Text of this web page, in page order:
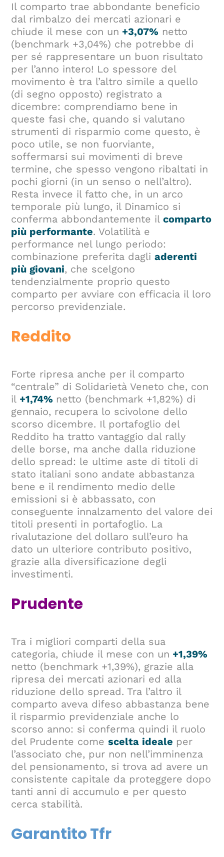
Il comparto trae abbondante beneficio
dal rimbalzo dei mercati azionari e
chiude il mese con un +3,07% netto
(benchmark +3,04%) che potrebbe di
per sé rappresentare un buon risultato
per l’anno intero! Lo spessore del
movimento è tra l’altro simile a quello
(di segno opposto) registrato a
dicembre: comprendiamo bene in
queste fasi che, quando si valutano
strumenti di risparmio come questo, è
poco utile, se non fuorviante,
soffermarsi sui movimenti di breve
termine, che spesso vengono ribaltati in
pochi giorni (in un senso o nell’altro).
Resta invece il fatto che, in un arco
temporale più lungo, il Dinamico si
conferma abbondantemente ilcomparto
più performante. Volatilità e
performance nel lungo periodo:
combinazione preferita dagliaderenti
più giovani, che scelgono
tendenzialmente proprio questo
comparto per avviare con efficacia il loro
percorso previdenziale.
Reddito
Forte ripresa anche per il comparto
“centrale” di Solidarietà Veneto che, con
il +1,74% netto (benchmark +1,82%) di
gennaio, recupera lo scivolone dello
scorso dicembre. Il portafoglio del
Reddito ha tratto vantaggio dal rally
delle borse, ma anche dalla riduzione
dello spread: le ultime aste di titoli di
stato italiani sono andate abbastanza
bene e il rendimento medio delle
emissioni si è abbassato, con
conseguente innalzamento del valore dei
titoli presenti in portafoglio. La
rivalutazione del dollaro sull’euro ha
dato un ulteriore contributo positivo,
grazie alla diversificazione degli
investimenti.
Prudente
Tra i migliori comparti della sua
categoria, chiude il mese con un +1,39%
netto (benchmark +1,39%), grazie alla
ripresa dei mercati azionari ed alla
riduzione dello spread. Tra l’altro il
comparto aveva difeso abbastanza bene
il risparmio previdenziale anche lo
scorso anno: si conferma quindi il ruolo
del Prudente comescelta ideale per
l’associato che, pur non nell’imminenza
del pensionamento, si trova ad avere un
consistente capitale da proteggere dopo
tanti anni di accumulo e per questo
cerca stabilità.
Garantito Tfr